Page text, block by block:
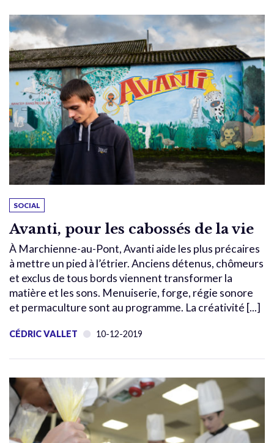
SOCIAL
Avanti, pour les cabossés de la vie
À Marchienne-au-Pont, Avanti aide les plus précaires
à mettre un pied à l’étrier. Anciens détenus, chômeurs
et exclus de tous bords viennent transformer la
matière et les sons. Menuiserie, forge, régie sonore
et permaculture sont au programme. La créativité [...]
CÉDRIC VALLET 10-12-2019